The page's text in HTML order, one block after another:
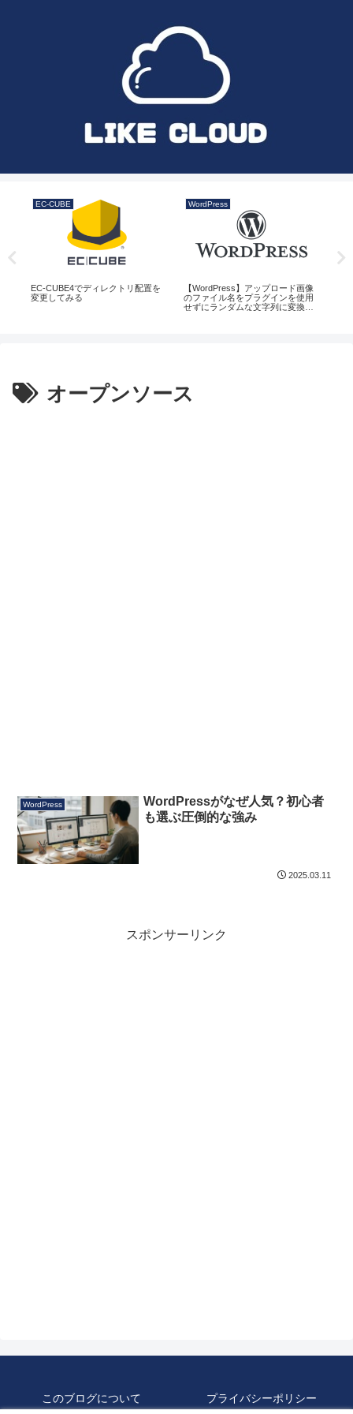
EC-CUBE
EC-CUBE4でディレクトリ配置を
変更してみる
WordPress
【WordPress】アップロード画像
のファイル名をプラグインを使用
せずにランダムな文字列に変換す
オープンソース
WordPress
WordPressがなぜ人気？初心者
も選ぶ圧倒的な強み
2025.03.11
スポンサーリンク
このブログについて プライバシーポリシー